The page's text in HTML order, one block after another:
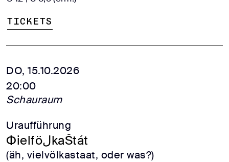
Tickets
DO, 15.10.2026
20:00
Schauraum
Uraufführung
ФielföلkaŠtát
(äh, vielvölkastaat, oder was?)